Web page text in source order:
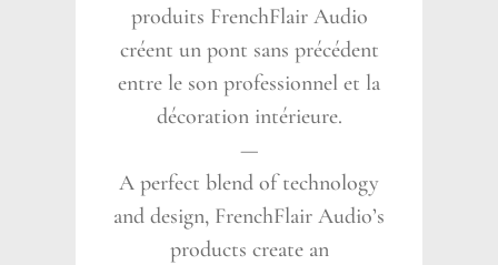
produits FrenchFlair Audio
créent un pont sans précédent
entre le son professionnel et la
décoration intérieure.
—
A perfect blend of technology
and design, FrenchFlair Audio’s
products create an